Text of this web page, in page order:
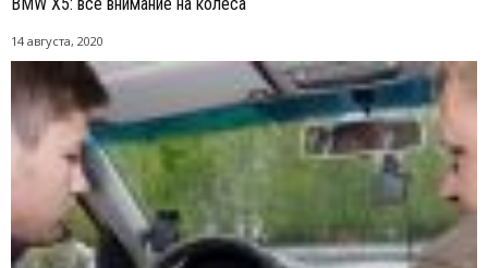
BMW Х5: все внимание на колеса
14 августа, 2020